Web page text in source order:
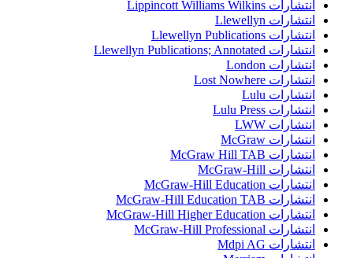
انتشارات Lippincott Williams Wilkins
انتشارات Llewellyn
انتشارات Llewellyn Publications
انتشارات Llewellyn Publications; Annotated
انتشارات London
انتشارات Lost Nowhere
انتشارات Lulu
انتشارات Lulu Press
انتشارات LWW
انتشارات McGraw
انتشارات McGraw Hill TAB
انتشارات McGraw-Hill
انتشارات McGraw-Hill Education
انتشارات McGraw-Hill Education TAB
انتشارات McGraw-Hill Higher Education
انتشارات McGraw-Hill Professional
انتشارات Mdpi AG